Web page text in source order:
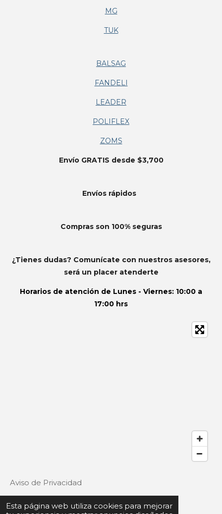
Esta página web utiliza cookies para mejorar
MG
TUK
BALSAG
FANDELI
LEADER
POLIFLEX
ZOMS
Envío GRATIS desde $3,700
Envíos rápidos
Compras son 100% seguras
¿Tienes dudas? Comunícate con nuestros asesores,
será un placer atenderte
Horarios de atención de Lunes - Viernes: 10:00 a
17:00 hrs
Aviso de Privacidad